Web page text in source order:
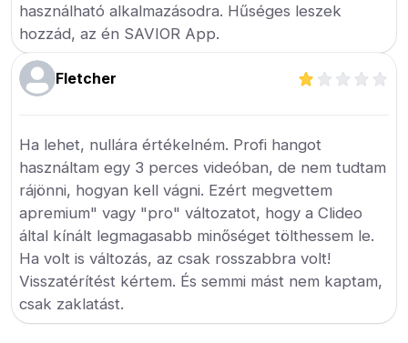
használható alkalmazásodra. Hűséges leszek
hozzád, az én SAVIOR App.
Fletcher
Ha lehet, nullára értékelném. Profi hangot
használtam egy 3 perces videóban, de nem tudtam
rájönni, hogyan kell vágni. Ezért megvettem
apremium" vagy "pro" változatot, hogy a Clideo
által kínált legmagasabb minőséget tölthessem le.
Ha volt is változás, az csak rosszabbra volt!
Visszatérítést kértem. És semmi mást nem kaptam,
csak zaklatást.